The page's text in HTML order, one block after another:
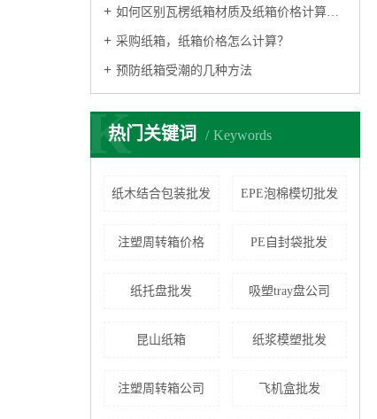
如何区别瓦楞纸箱材质及纸箱价格计算方式
采购纸箱，纸箱价格怎么计算？
预防纸箱受潮的几种方法
热门关键词 Keywords
K
纸木结合包装批发 EPE泡棉模切批发
注塑周转箱价格 PE自封袋批发
纸托盘批发 吸塑tray盘公司
昆山纸箱 纸浆模塑批发
注塑周转箱公司 飞机盒批发